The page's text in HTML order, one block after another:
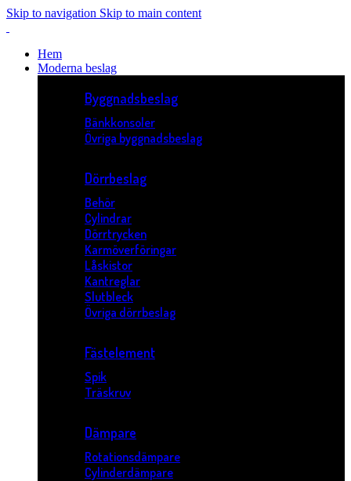
Skip to navigation Skip to main content
Hem
Moderna beslag
Byggnadsbeslag
Bänkkonsoler
Övriga byggnadsbeslag
Dörrbeslag
Behör
Cylindrar
Dörrtrycken
Karmöverföringar
Låskistor
Kantreglar
Slutbleck
Övriga dörrbeslag
Fästelement
Spik
Träskruv
Dämpare
Rotationsdämpare
Cylinderdämpare